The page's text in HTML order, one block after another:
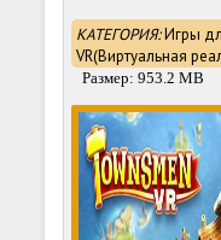
КАТЕГОРИЯ:Игры
VR(Виртуальная
Размер: 953.2 MB